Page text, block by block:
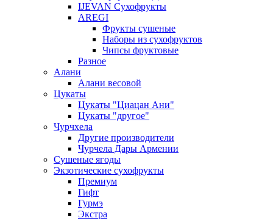
IJEVAN Сухофрукты
AREGI
Фрукты сушеные
Наборы из сухофруктов
Чипсы фруктовые
Разное
Алани
Алани весовой
Цукаты
Цукаты "Циацан Ани"
Цукаты "другое"
Чурчхела
Другие производители
Чурчела Дары Армении
Сушеные ягоды
Экзотические сухофрукты
Премиум
Гифт
Гурмэ
Экстра